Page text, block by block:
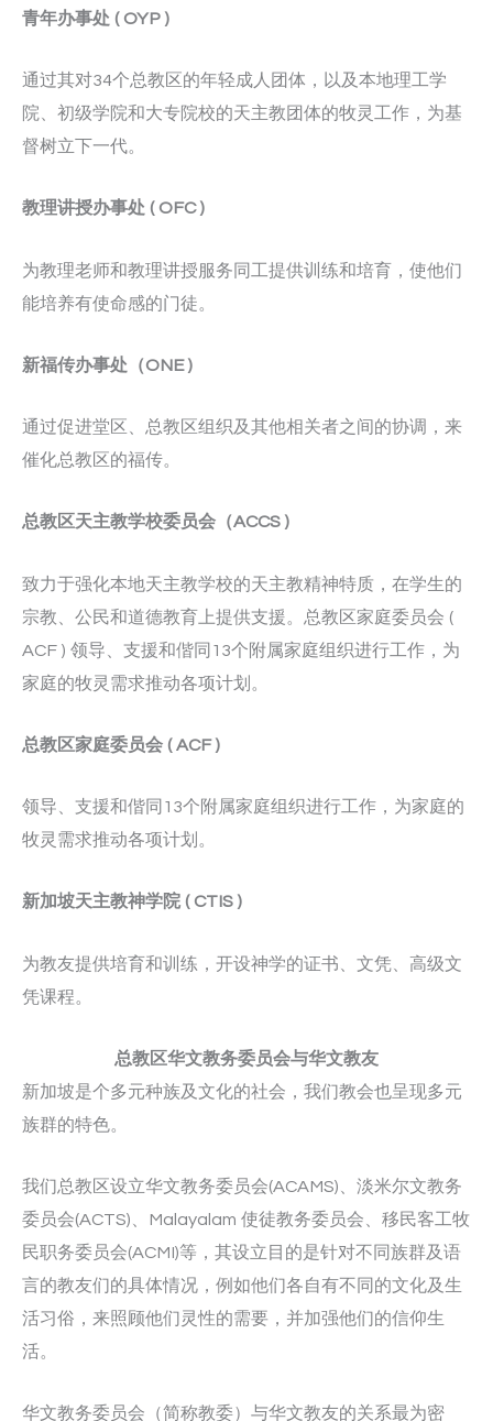
青年办事处 ( OYP )
通过其对34个总教区的年轻成人团体，以及本地理工学
院、初级学院和大专院校的天主教团体的牧灵工作，为基
督树立下一代。
教理讲授办事处 ( OFC)
为教理老师和教理讲授服务同工提供训练和培育，使他们
能培养有使命感的门徒。
新福传办事处（ONE )
通过促进堂区、总教区组织及其他相关者之间的协调，来
催化总教区的福传。
总教区天主教学校委员会（ACCS )
致力于强化本地天主教学校的天主教精神特质，在学生的
宗教、公民和道德教育上提供支援。总教区家庭委员会 (
ACF ) 领导、支援和偕同13个附属家庭组织进行工作，为
家庭的牧灵需求推动各项计划。
总教区家庭委员会 ( ACF )
领导、支援和偕同13个附属家庭组织进行工作，为家庭的
牧灵需求推动各项计划。
新加坡天主教神学院 ( CTIS )
为教友提供培育和训练，开设神学的证书、文凭、高级文
凭课程。
总教区华文教务委员会与华文教友
新加坡是个多元种族及文化的社会，我们教会也呈现多元
族群的特色。
我们总教区设立华文教务委员会(ACAMS)、淡米尔文教务
委员会(ACTS)、Malayalam 使徒教务委员会、移民客工牧
民职务委员会(ACMI)等，其设立目的是针对不同族群及语
言的教友们的具体情况，例如他们各自有不同的文化及生
活习俗，来照顾他们灵性的需要，并加强他们的信仰生
活。
华文教务委员会（简称教委）与华文教友的关系最为密